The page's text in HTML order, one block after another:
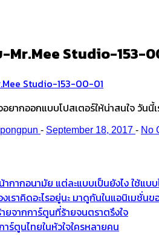
Mr.Mee Studio-153-
ยากออกแบบโปสเตอร์ให้น่าสนใจ วัน
- September 18, 2017 - No
กากอนามัย แต่ละแบบเป็นยังไง ใช้แบ
เราคิดอะไรอยู่นะ มาดูกันในแอนิเมชั่น
จากการ์ตูนที่ร้ายจนตราตรึงใจ
าร์ตูนไทยในหัวใจใครหลายคน